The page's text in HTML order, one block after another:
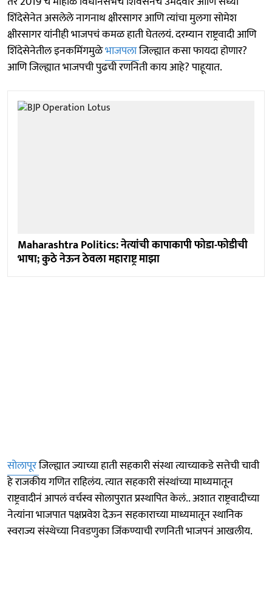
शिंदेसेनेत असलेले नागनाथ क्षीरसागर आणि त्यांचा मुलगा सोमेश
क्षीरसागर यांनीही भाजपचं कमळ हाती घेतलयं. दरम्यान राष्ट्रवादी आणि
शिंदेसेनेतील इनकमिंगमुळेभाजपलाजिल्ह्यात कसा फायदा होणार?
आणि जिल्ह्यात भाजपची पुढची रणनिती काय आहे? पाहूयात.
Maharashtra Politics: नेत्यांची कापाकापी फोडा-फोडीची
भाषा; कुठे नेऊन ठेवला महाराष्ट्र माझा
सोलापूरजिल्ह्यात ज्याच्या हाती सहकारी संस्था त्याच्याकडे सत्तेची चावी
हे राजकीय गणित राहिलंय. त्यात सहकारी संस्थांच्या माध्यमातून
राष्ट्रवादीनं आपलं वर्चस्व सोलापुरात प्रस्थापित केलं.. अशात राष्ट्रवादीच्या
नेत्यांना भाजपात पक्षप्रवेश देऊन सहकाराच्या माध्यमातून स्थानिक
स्वराज्य संस्थेच्या निवडणुका जिंकण्याची रणनिती भाजपनं आखलीय.